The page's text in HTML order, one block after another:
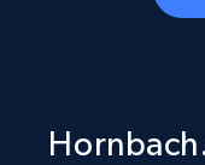
business